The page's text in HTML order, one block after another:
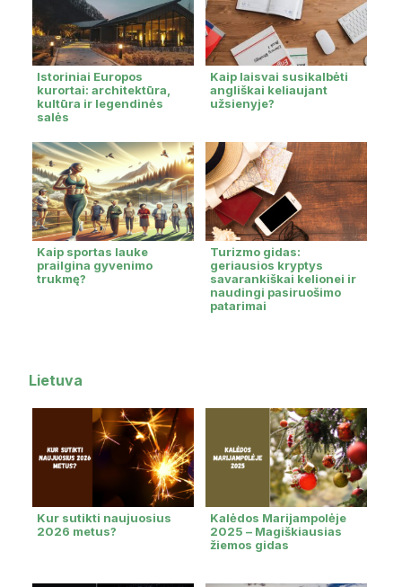
Istoriniai Europos
kurortai: architektūra,
kultūra ir legendinės
salės
Kaip laisvai susikalbėti
angliškai keliaujant
užsienyje?
Kaip sportas lauke
prailgina gyvenimo
trukmę?
Turizmo gidas:
geriausios kryptys
savarankiškai kelionei ir
naudingi pasiruošimo
patarimai
Lietuva
Kur sutikti naujuosius
2026 metus?
Kalėdos Marijampolėje
2025 – Magiškiausias
žiemos gidas